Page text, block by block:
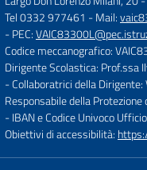
Tel 0332 977461 - Mail:
- PEC:
Codice meccanografico:
Dirigente Scolastica: Prof.ssa
- Collaboratrici della
Responsabile della
- IBAN e Codice Univoco
Obiettivi di accessibilità: